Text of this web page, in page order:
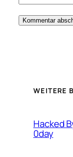
WEITERE
Hacked
0day